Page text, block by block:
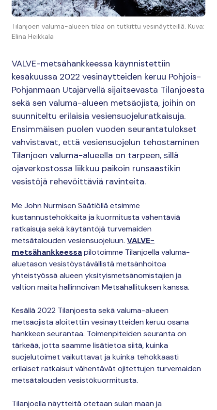
Tilanjoen valuma-alueen tilaa on tutkittu vesinäytteillä. Kuva:
Elina Heikkala
VALVE-metsähankkeessa käynnistettiin
kesäkuussa 2022 vesinäytteiden keruu Pohjois-
Pohjanmaan Utajärvellä sijaitsevasta Tilanjoesta
sekä sen valuma-alueen metsäojista, joihin on
suunniteltu erilaisia vesiensuojeluratkaisuja.
Ensimmäisen puolen vuoden seurantatulokset
vahvistavat, että vesiensuojelun tehostaminen
Tilanjoen valuma-alueella on tarpeen, sillä
ojaverkostossa liikkuu paikoin runsaastikin
vesistöjä rehevöittäviä ravinteita.
Me John Nurmisen Säätiöllä etsimme
kustannustehokkaita ja kuormitusta vähentäviä
ratkaisuja sekä käytäntöjä turvemaiden
metsätalouden vesiensuojeluun. VALVE-
metsähankkeessapilotoimme Tilanjoella valuma-
aluetason vesistöystävällistä metsänhoitoa
yhteistyössä alueen yksityismetsänomistajien ja
valtion maita hallinnoivan Metsähallituksen kanssa.
Kesällä 2022 Tilanjoesta sekä valuma-alueen
metsäojista aloitettiin vesinäytteiden keruu osana
hankkeen seurantaa. Toimenpiteiden seuranta on
tärkeää, jotta saamme lisätietoa siitä, kuinka
suojelutoimet vaikuttavat ja kuinka tehokkaasti
erilaiset ratkaisut vähentävät ojitettujen turvemaiden
metsätalouden vesistökuormitusta.
Tilanjoella näytteitä otetaan sulan maan ja